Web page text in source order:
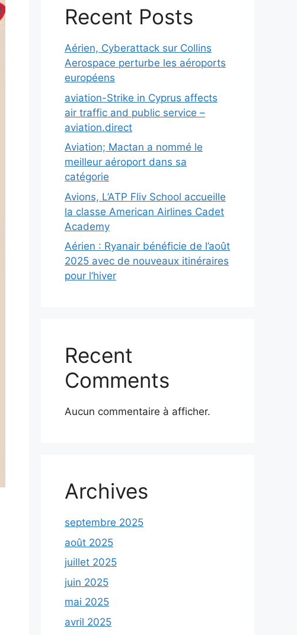
Recent Posts
Aérien, Cyberattack sur Collins
Aerospace perturbe les aéroports
européens
aviation-Strike in Cyprus affects
air traffic and public service –
aviation.direct
Aviation; Mactan a nommé le
meilleur aéroport dans sa
catégorie
Avions, L’ATP Fliv School accueille
la classe American Airlines Cadet
Academy
Aérien : Ryanair bénéficie de l’août
2025 avec de nouveaux itinéraires
pour l’hiver
Recent
Comments
Aucun commentaire à afficher.
Archives
septembre 2025
août 2025
juillet 2025
juin 2025
mai 2025
avril 2025